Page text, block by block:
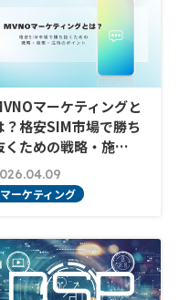
マーケティングと
？格安SIM市場で勝ち
くための戦略・施…
マーケティング